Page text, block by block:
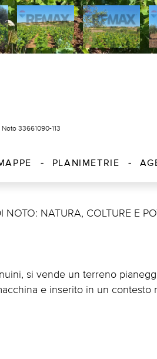
33661090-113
PLANIMETRIE
NATURA, COLTURE E
si vende un terreno
e inserito in un contesto